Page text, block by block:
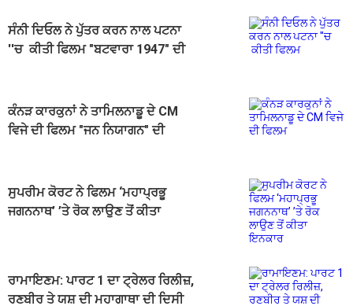
ਸੰਨੀ ਦਿਓਲ ਨੇ ਪੁੱਤਰ ਕਰਨ ਨਾਲ ਪਟਨਾ
''ਚ ਕੀਤੀ ਫਿਲਮ "ਬਟਵਾਰਾ 1947" ਦੀ
ਕੰਨੜ ਕਾਰਕੁਨਾਂ ਨੇ ਤਾਮਿਲਨਾਡੂ ਦੇ CM
ਵਿਜੇ ਦੀ ਫਿਲਮ "ਜਨ ਨਿਯਾਗਨ" ਦੀ
ਸੁਪਰੀਮ ਕੋਰਟ ਨੇ ਫਿਲਮ ‘ਮਹਾਪ੍ਰਭੂ
ਜਗਨਨਾਥ’ ’ਤੇ ਰੋਕ ਲਾਉਣ ਤੋਂ ਕੀਤਾ
ਰਾਮਾਇਣਮ: ਪਾਰਟ 1 ਦਾ ਟ੍ਰੇਲਰ ਰਿਲੀਜ਼,
ਰਣਬੀਰ ਤੇ ਯਸ਼ ਦੀ ਮਹਾਗਾਥਾ ਦੀ ਦਿਸੀ